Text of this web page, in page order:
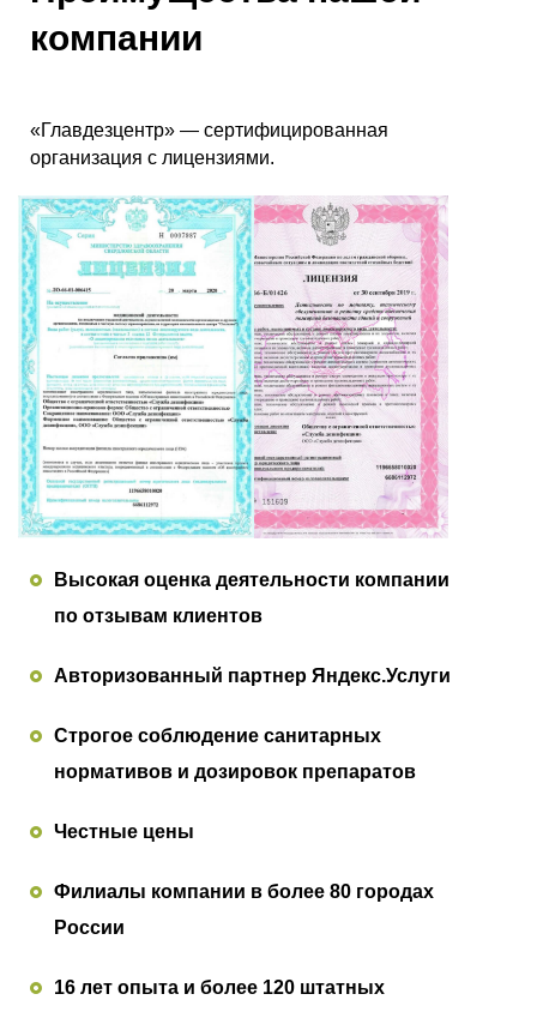
компании
«Главдезцентр» — сертифицированная
организация с лицензиями.
Высокая оценка деятельности компании
по отзывам клиентов
Авторизованный партнер Яндекс.Услуги
Строгое соблюдение санитарных
нормативов и дозировок препаратов
Честные цены
Филиалы компании в более 80 городах
России
16 лет опыта и более 120 штатных